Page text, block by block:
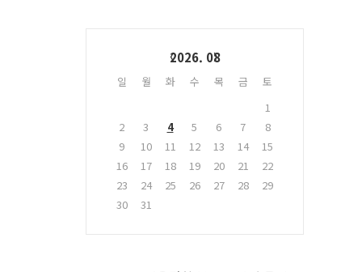
2026. 08
일 월 화 수 목 금
토
1
2
3 4 5 6 7
8
9
10 11 12 13 14
15
16
17 18 19 20 21
22
23
24 25 26 27 28
29
30
31